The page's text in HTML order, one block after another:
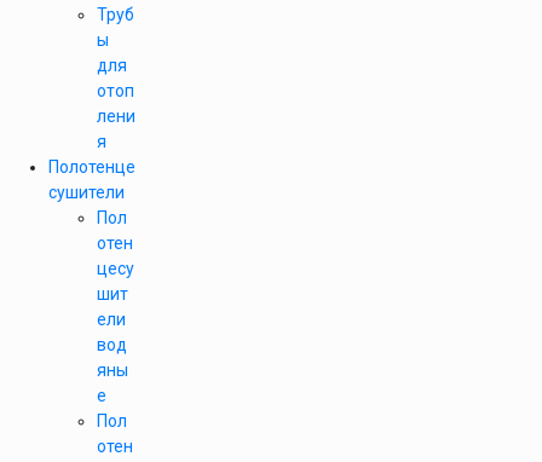
Труб
ы
для
отоп
лени
я
Полотенце
сушители
Пол
отен
цесу
шит
ели
вод
яны
е
Пол
отен